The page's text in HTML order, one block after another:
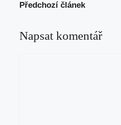
Předchozí článek
Napsat komentář